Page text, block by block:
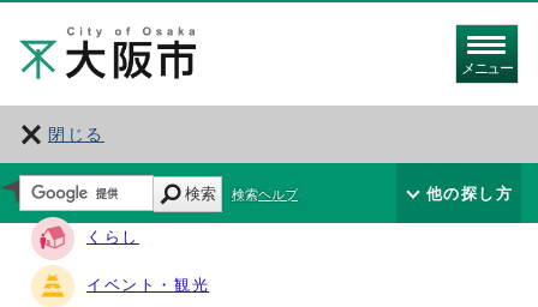
メニュー
閉じる
サイト・ナビ
くらし
イベント・観光
検索 検索ヘルプ 他の探し方